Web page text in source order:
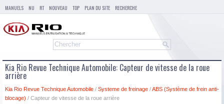
MANUELS NU RT NOUVEAU TOP PLAN DU SITE RECHERCHE
Kia Rio Revue Technique Automobile: Capteur de vitesse de la roue
arrière
Kia Rio Revue Technique Automobile / Systeme de freinage /ABS (Système de frein anti-
blocage) / Capteur de vitesse de la roue arrière